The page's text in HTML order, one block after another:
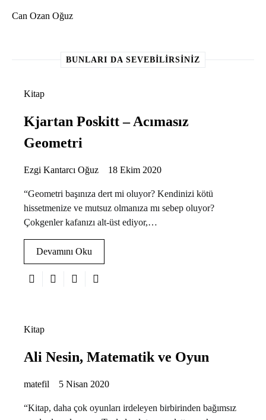
Can Ozan Oğuz
BUNLARI DA SEVEBILIRSINIZ
Kitap
Kjartan Poskitt – Acımasız
Geometri
Ezgi Kantarcı Oğuz 18 Ekim 2020
“Geometri başınıza dert mi oluyor? Kendinizi kötü
hissetmenize ve mutsuz olmanıza mı sebep oluyor?
Çokgenler kafanızı alt-üst ediyor,…
Devamını Oku
Kitap
Ali Nesin, Matematik ve Oyun
matefil 5 Nisan 2020
“Kitap, daha çok oyunları irdeleyen birbirinden bağımsız